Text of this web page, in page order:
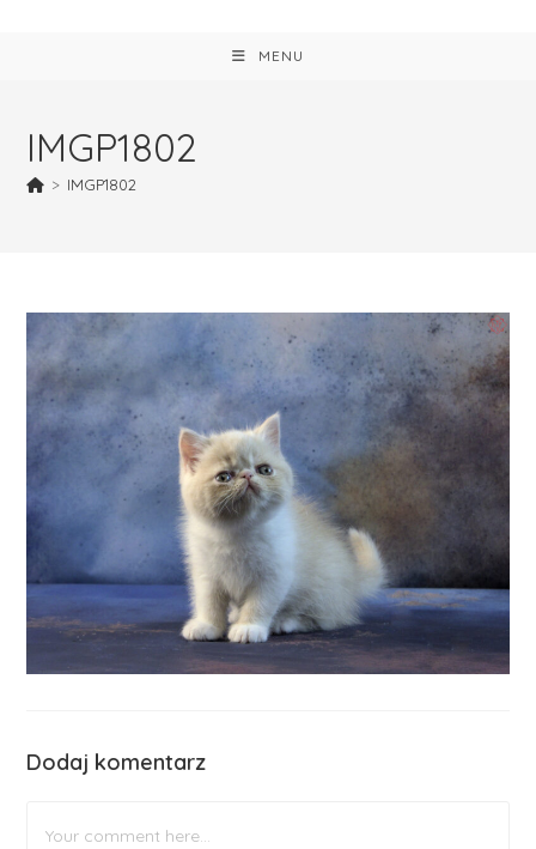
MENU
IMGP1802
> IMGP1802
Dodaj komentarz